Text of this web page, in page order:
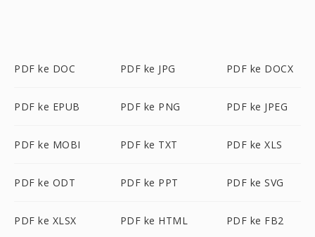
PDF ke DOC PDF ke JPG PDF ke DOCX
PDF ke EPUB PDF ke PNG PDF ke JPEG
PDF ke MOBI PDF ke TXT PDF ke XLS
PDF ke ODT PDF ke PPT PDF ke SVG
PDF ke XLSX PDF ke HTML PDF ke FB2